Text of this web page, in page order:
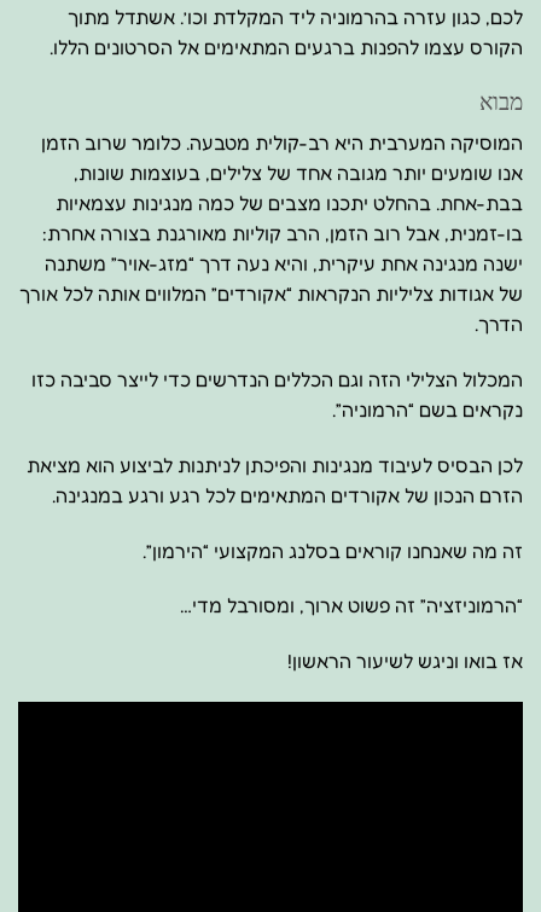
לכם, כגון עזרה בהרמוניה ליד המקלדת וכו’. אשתדל מתוך
הקורס עצמו להפנות ברגעים המתאימים אל הסרטונים הללו.
מבוא
המוסיקה המערבית היא רב-קולית מטבעה. כלומר שרוב הזמן
אנו שומעים יותר מגובה אחד של צלילים, בעוצמות שונות,
בבת-אחת. בהחלט יתכנו מצבים של כמה מנגינות עצמאיות
בו-זמנית, אבל רוב הזמן, הרב קוליות מאורגנת בצורה אחרת:
ישנה מנגינה אחת עיקרית, והיא נעה דרך “מזג-אויר” משתנה
של אגודות צליליות הנקראות “אקורדים” המלווים אותה לכל אורך
הדרך.
המכלול הצלילי הזה וגם הכללים הנדרשים כדי לייצר סביבה כזו
נקראים בשם “הרמוניה”.
לכן הבסיס לעיבוד מנגינות והפיכתן לניתנות לביצוע הוא מציאת
הזרם הנכון של אקורדים המתאימים לכל רגע ורגע במנגינה.
זה מה שאנחנו קוראים בסלנג המקצועי “הירמון”.
“הרמוניזציה” זה פשוט ארוך, ומסורבל מדי…
אז בואו וניגש לשיעור הראשון!